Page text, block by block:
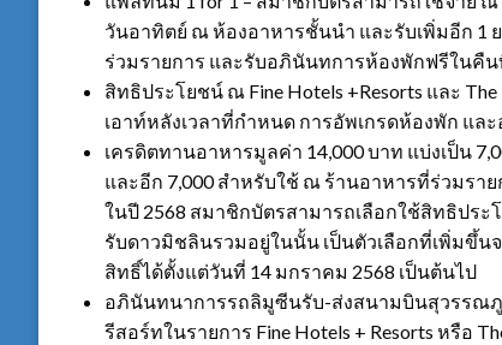
วันอาทิตย์ ณ ห้องอาหารชั้นนำ และรับเพิ่มอีก 1
ร่วมรายการ และรับอภินันทการห้องพักฟรีในคืน
สิทธิประโยชน์ ณ Fine Hotels +Resorts และ
เอาท์หลังเวลาที่กำหนด การอัพเกรดห้องพัก แล
เครดิตทานอาหารมูลค่า 14,000 บาท แบ่งเป็น
และอีก 7,000 สำหรับใช้ ณ ร้านอาหารที่ร่วมรา
ในปี 2568 สมาชิกบัตรสามารถเลือกใช้สิทธิปร
รับดาวมิชลินรวมอยู่ในนั้น เป็นตัวเลือกที่เพิ่มขึ้น
สิทธิ์ได้ตั้งแต่วันที่ 14 มกราคม 2568 เป็นต้นไป
อภินันทนาการรถลิมูซีนรับ-ส่งสนามบินสุวรรณ
รีสอร์ทในรายการ Fine Hotels + Resorts หรือ